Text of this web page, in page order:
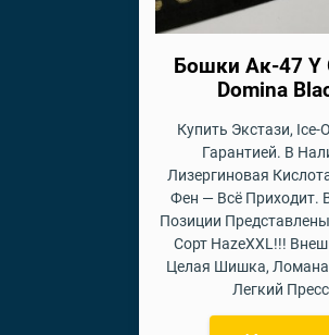
Бошки Ак-47 Y
Domina
Купить Экстази, Ice-
Гарантией. В
Лизергиновая
Фен — Всё Приходит.
Позиции
Сорт HazeXXL!!!
Целая Шишка,
Легкий Пресс